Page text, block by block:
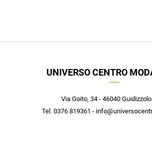
UNIVERSO CENTRO
Via Goito, 34 - 46040
Tel. 0376 819361 -
Ricevi subito il tuo promocode con lo
nuovi arrivi utilizzabile anche in
scopri in anteprima le offerte in